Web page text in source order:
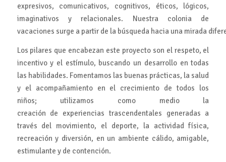
expresivos, comunicativos, cognitivos, éticos, lógicos,
imaginativos y relacionales. Nuestra colonia de
vacaciones surge a partir de la búsqueda hacia una mirada
Los pilares que encabezan este proyecto son el respeto, el
incentivo y el estímulo, buscando un desarrollo en todas
las habilidades. Fomentamos las buenas prácticas, la salud
y el acompañamiento en el crecimiento de todos los
niños; utilizamos como medio la
creación de experiencias trascendentales generadas a
través del movimiento, el deporte, la actividad física,
recreación y diversión, en un ambiente cálido, amigable,
estimulante y de contención.